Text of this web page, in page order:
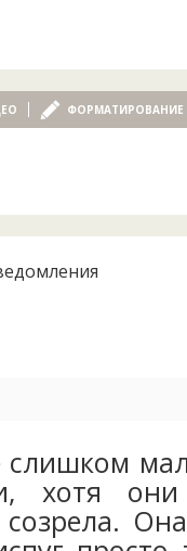
ФОРМАТИРОВАНИЕ
хотя
Она